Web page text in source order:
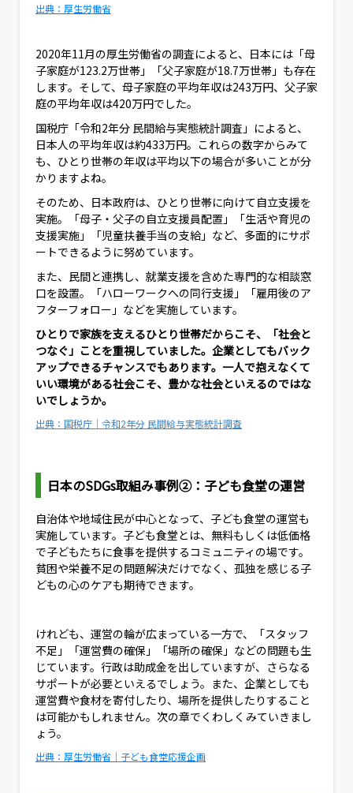
出典：厚生労働省
2020年11月の厚生労働省の調査によると、日本には「母
子家庭が123.2万世帯」「父子家庭が18.7万世帯」も存在
します。そして、母子家庭の平均年収は243万円、父子家
庭の平均年収は420万円でした。
国税庁「令和2年分 民間給与実態統計調査」によると、
日本人の平均年収は約433万円。これらの数字からみて
も、ひとり世帯の年収は平均以下の場合が多いことが分
かりますよね。
そのため、日本政府は、ひとり世帯に向けて自立支援を
実施。「母子・父子の自立支援員配置」「生活や育児の
支援実施」「児童扶養手当の支給」など、多面的にサポ
ートできるように努めています。
また、民間と連携し、就業支援を含めた専門的な相談窓
口を設置。「ハローワークへの同行支援」「雇用後のア
フターフォロー」などを実施しています。
ひとりで家族を支えるひとり世帯だからこそ、「社会と
つなぐ」ことを重視していました。企業としてもバック
アップできるチャンスでもあります。一人で抱えなくて
いい環境がある社会こそ、豊かな社会といえるのではな
いでしょうか。
出典：国税庁｜令和2年分 民間給与実態統計調査
日本のSDGs取組み事例②：子ども食堂の運営
自治体や地域住民が中心となって、子ども食堂の運営も
実施しています。子ども食堂とは、無料もしくは低価格
で子どもたちに食事を提供するコミュニティの場です。
貧困や栄養不足の問題解決だけでなく、孤独を感じる子
どもの心のケアも期待できます。
けれども、運営の輪が広まっている一方で、「スタッフ
不足」「運営費の確保」「場所の確保」などの問題も生
じています。行政は助成金を出していますが、さらなる
サポートが必要といえるでしょう。また、企業としても
運営費や食材を寄付したり、場所を提供したりすること
は可能かもしれません。次の章でくわしくみていきまし
ょう。
出典：厚生労働省｜子ども食堂応援企画